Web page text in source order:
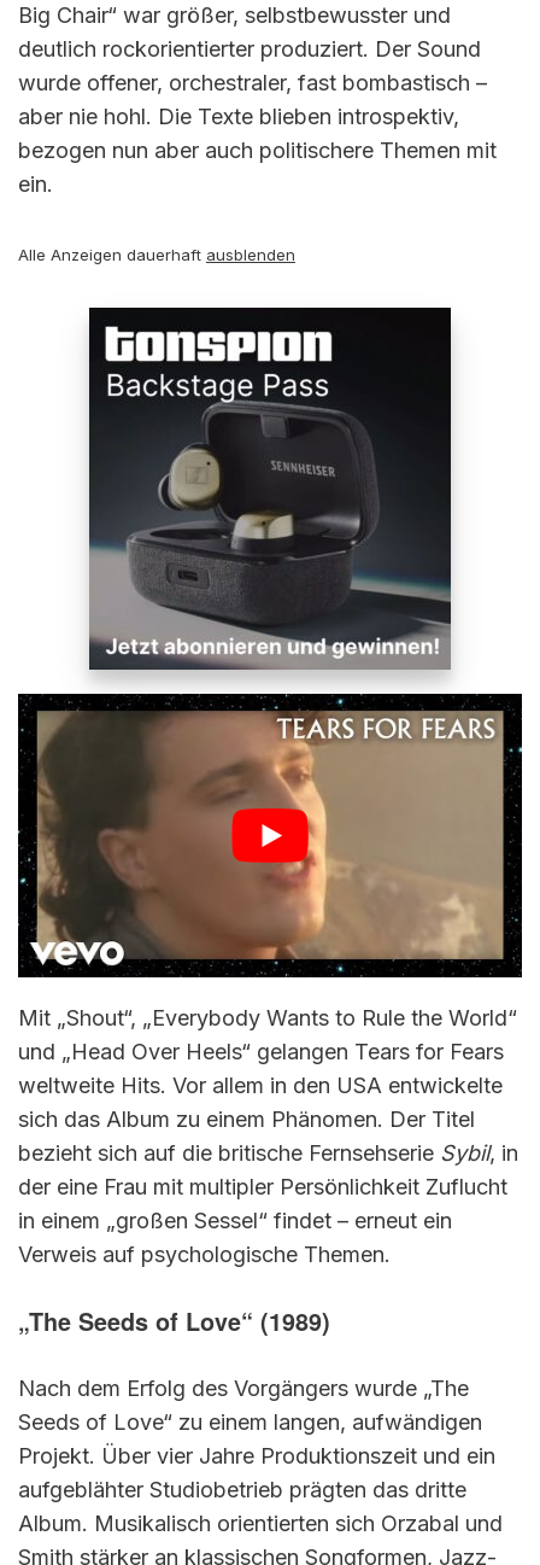
Big Chair“ war größer, selbstbewusster und
deutlich rockorientierter produziert. Der Sound
wurde offener, orchestraler, fast bombastisch –
aber nie hohl. Die Texte blieben introspektiv,
bezogen nun aber auch politischere Themen mit
ein.
Alle Anzeigen dauerhaft ausblenden
Mit „Shout“, „Everybody Wants to Rule the World“
und „Head Over Heels“ gelangen Tears for Fears
weltweite Hits. Vor allem in den USA entwickelte
sich das Album zu einem Phänomen. Der Titel
bezieht sich auf die britische Fernsehserie Sybil, in
der eine Frau mit multipler Persönlichkeit Zuflucht
in einem „großen Sessel“ findet – erneut ein
Verweis auf psychologische Themen.
„The Seeds of Love“ (1989)
Nach dem Erfolg des Vorgängers wurde „The
Seeds of Love“ zu einem langen, aufwändigen
Projekt. Über vier Jahre Produktionszeit und ein
aufgeblähter Studiobetrieb prägten das dritte
Album. Musikalisch orientierten sich Orzabal und
Smith stärker an klassischen Songformen, Jazz-